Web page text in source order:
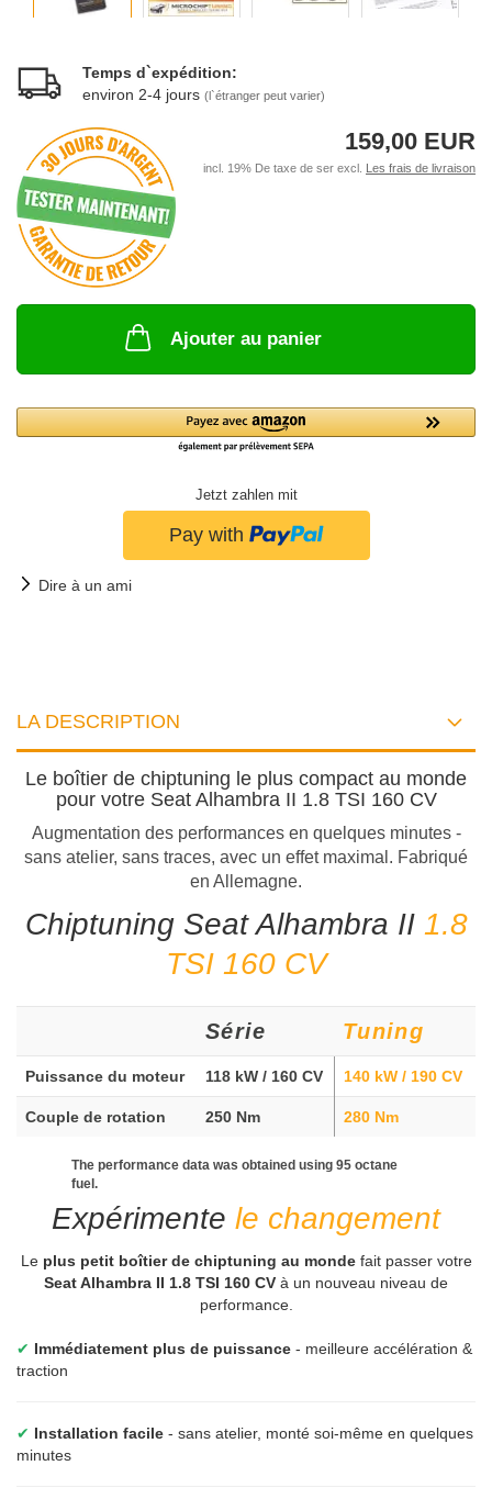
Temps d`expédition:
environ 2-4 jours (l`étranger peut varier)
159,00 EUR
incl. 19% De taxe de ser excl. Les frais de livraison
Ajouter au panier
Jetzt zahlen mit
Dire à un ami
LA DESCRIPTION
Le boîtier de chiptuning le plus compact au monde
pour votre Seat Alhambra II 1.8 TSI 160 CV
Augmentation des performances en quelques minutes -
sans atelier, sans traces, avec un effet maximal. Fabriqué
en Allemagne.
Chiptuning Seat Alhambra II 1.8
TSI 160 CV
Série Tuning
Puissance du moteur 118 kW / 160 CV 140 kW / 190 CV
Couple de rotation 250 Nm 280 Nm
The performance data was obtained using 95 octane
fuel.
Expérimente le changement
Le plus petit boîtier de chiptuning au mondefait passer votre
Seat Alhambra II 1.8 TSI 160 CV à un nouveau niveau de
performance.
✔ Immédiatement plus de puissance - meilleure accélération &
traction
✔ Installation facile - sans atelier, monté soi-même en quelques
minutes